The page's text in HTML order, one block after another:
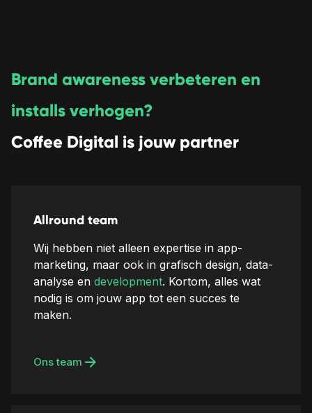
Brand awareness verbeteren en
installs verhogen?
Coffee Digital is jouw partner
Allround team
Wij hebben niet alleen expertise in app-
marketing, maar ook in grafisch design, data-
analyse en development. Kortom, alles wat
nodig is om jouw app tot een succes te
maken.
Ons team